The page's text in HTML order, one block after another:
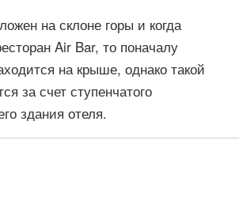
на склоне горы и когда
Air Bar, то поначалу
на крыше, однако такой
за счет ступенчатого
здания отеля.